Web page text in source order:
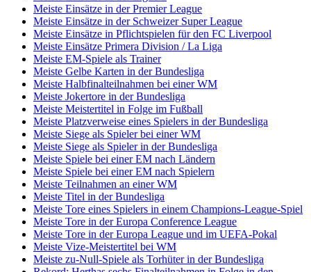
Meiste Einsätze in der Premier League
Meiste Einsätze in der Schweizer Super League
Meiste Einsätze in Pflichtspielen für den FC Liverpool
Meiste Einsätze Primera Division / La Liga
Meiste EM-Spiele als Trainer
Meiste Gelbe Karten in der Bundesliga
Meiste Halbfinalteilnahmen bei einer WM
Meiste Jokertore in der Bundesliga
Meiste Meistertitel in Folge im Fußball
Meiste Platzverweise eines Spielers in der Bundesliga
Meiste Siege als Spieler bei einer WM
Meiste Siege als Spieler in der Bundesliga
Meiste Spiele bei einer EM nach Ländern
Meiste Spiele bei einer EM nach Spielern
Meiste Teilnahmen an einer WM
Meiste Titel in der Bundesliga
Meiste Tore eines Spielers in einem Champions-League-Spiel
Meiste Tore in der Europa Conference League
Meiste Tore in der Europa League und im UEFA-Pokal
Meiste Vize-Meistertitel bei WM
Meiste zu-Null-Spiele als Torhüter in der Bundesliga